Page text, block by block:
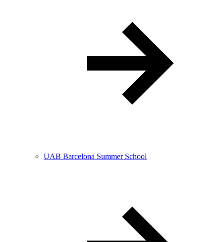
UAB Barcelona Summer School